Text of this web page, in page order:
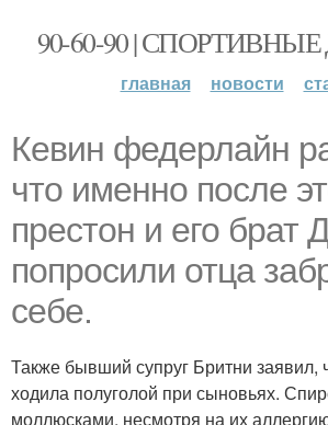
90-60-90 |
главная новости
Кевин федерлайн
что именно после
престон и его брат
попросили отца
себе.
Также бывший супруг Бритни заявил,
ходила полуголой при сыновьях.
моллюсками, несмотря на их